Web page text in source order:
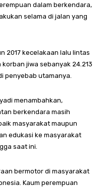
dalam berkendara,
selama di jalan yang
2017 kecelakaan lalu lintas
jiwa sebanyak 24.213
penyebab utamanya.
menambahkan,
berkendara masih
masyarakat maupun
edukasi ke masyarakat
saat ini.
bermotor di masyarakat
Kaum perempuan